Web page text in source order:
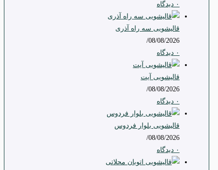
۰ دیدگاه
قالیشویی سه راه آذری
08/08/2026
/
۰ دیدگاه
قالیشویی آیت
08/08/2026
/
۰ دیدگاه
قالیشویی بلوار فردوس
08/08/2026
/
۰ دیدگاه